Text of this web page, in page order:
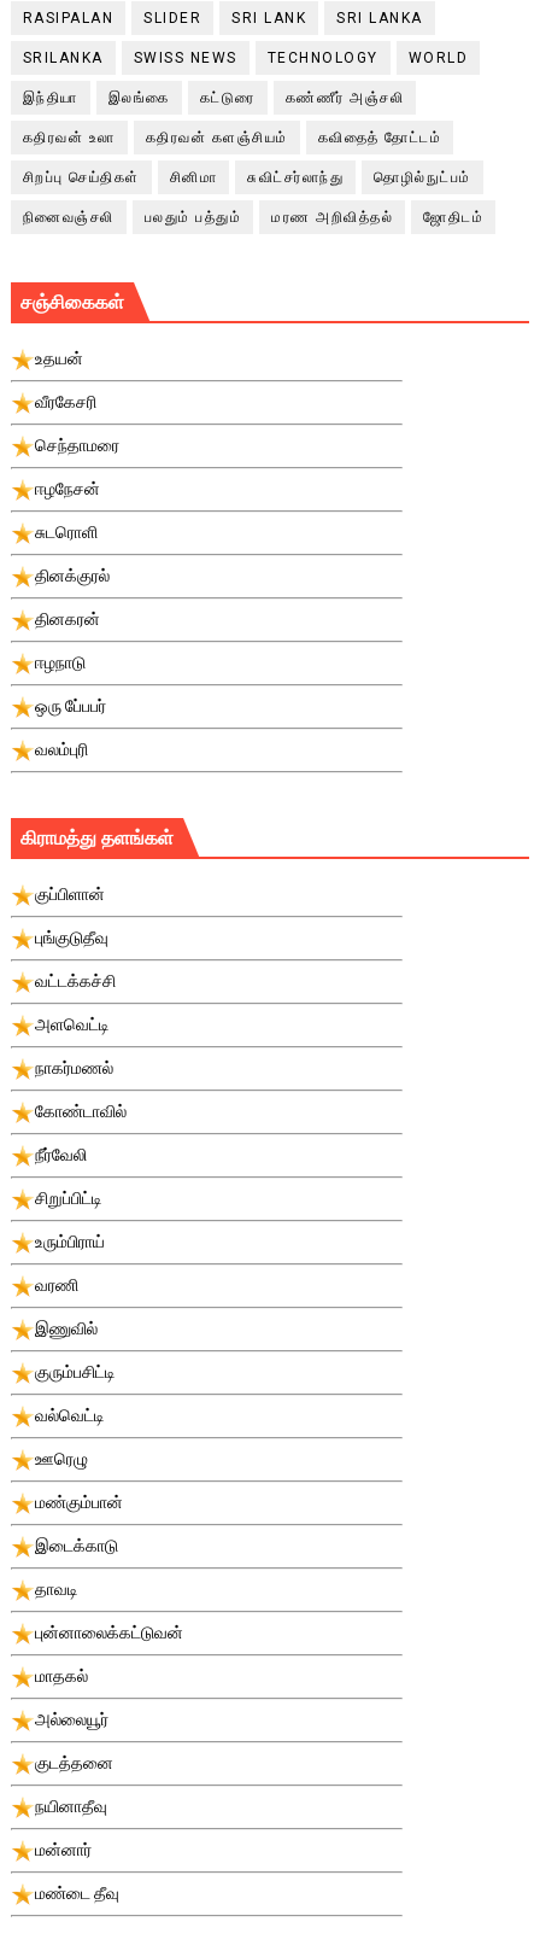
RASIPALAN SLIDER SRI LANK SRI LANKA
SRILANKA SWISS NEWS TECHNOLOGY WORLD
இந்தியா இலங்கை கட்டுரை கண்ணீர் அஞ்சலி
கதிரவன் உலா கதிரவன் களஞ்சியம் கவிதைத் தோட்டம்
சிறப்பு செய்திகள் சினிமா சுவிட்சர்லாந்து தொழில்நுட்பம்
நினைவஞ்சலி பலதும் பத்தும் மரண அறிவித்தல் ஜோதிடம்
சஞ்சிகைகள்
உதயன்
வீரகேசரி
செந்தாமரை
ஈழநேசன்
சுடரொளி
தினக்குரல்
தினகரன்
ஈழநாடு
ஒரு பே்பபர்
வலம்புரி
கிராமத்து தளங்கள்
குப்பிளான்
புங்குடுதீவு
வட்டக்கச்சி
அளவெட்டி
நாகர்மணல்
கோண்டாவில்
நீர்வேலி
சிறுப்பிட்டி
உரும்பிராய்
வரணி
இணுவில்
குரும்பசிட்டி
வல்வெட்டி
ஊரெழு
மண்கும்பான்
இடைக்காடு
தாவடி
புன்னாலைக்கட்டுவன்
மாதகல்
அல்லையூர்
குடத்தனை
நயினாதீவு
மன்னார்
மண்டை தீவு